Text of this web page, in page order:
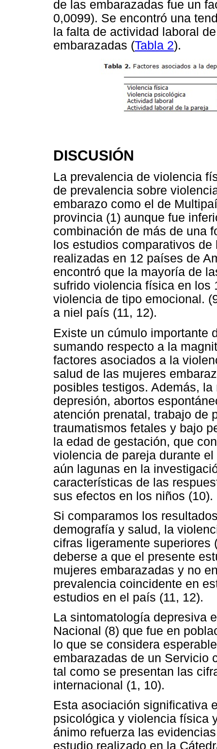
de las embarazadas fue un
0,0099). Se encontró una
la falta de actividad laboral
embarazadas (Tabla 2).
DISCUSIÓN
La prevalencia de violencia
de prevalencia sobre
embarazo como el de
provincia (1) aunque fue
combinación de más de una
los estudios comparativos
realizadas en 12 países de
encontró que la mayoría de
sufrido violencia física en los
violencia de tipo emocional.
a niel país (11, 12).
Existe un cúmulo importante
sumando respecto a la
factores asociados a la
salud de las mujeres
posibles testigos. Además,
depresión, abortos
atención prenatal, trabajo de
traumatismos fetales y bajo
la edad de gestación, que
violencia de pareja durante
aún lagunas en la
características de las
sus efectos en los niños (10).
Si comparamos los
demografía y salud, la
cifras ligeramente superiores
deberse a que el presente
mujeres embarazadas y no
prevalencia coincidente en
estudios en el país (11, 12).
La sintomatología depresiva
Nacional (8) que fue en
lo que se considera
embarazadas de un Servicio
tal como se presentan las
internacional (1, 10).
Esta asociación significativa
psicológica y violencia física
ánimo refuerza las
estudio realizado en la